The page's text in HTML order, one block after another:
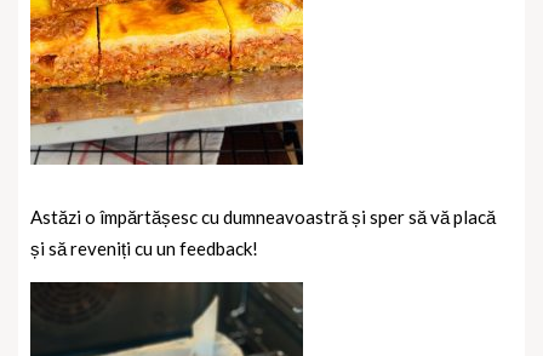
Astăzi o împărtășesc cu dumneavoastră și sper să vă placă
și să reveniți cu un feedback!